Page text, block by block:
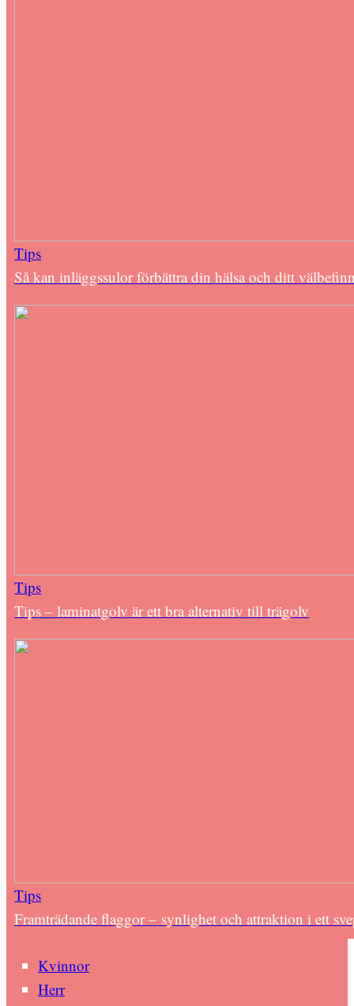
Tips
Så kan inläggssulor förbättra din hälsa och ditt
Tips
Tips – laminatgolv är ett bra alternativ till trägolv
Tips
Framträdande flaggor – synlighet och attraktion i ett
Kvinnor
Herr